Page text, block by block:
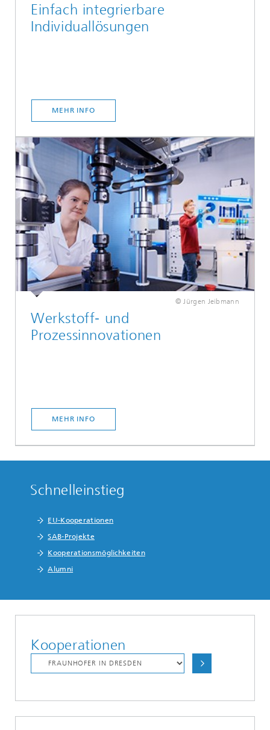
Einfach integrierbare
Individuallösungen
MEHR INFO
© Jürgen Jeibmann
Werkstoff‐ und
Prozessinnovationen
MEHR INFO
Schnelleinstieg
EU-Kooperationen
SAB-Projekte
Kooperationsmöglichkeiten
Alumni
Kooperationen